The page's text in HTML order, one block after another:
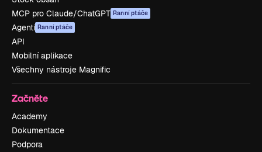
MCP pro Claude/ChatGPT Ranní ptáče
Agenti Ranní ptáče
API
Mobilní aplikace
Všechny nástroje Magnific
Začněte
Academy
Dokumentace
Podpora